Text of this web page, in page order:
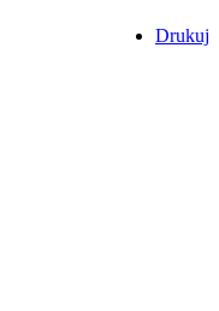
Drukuj